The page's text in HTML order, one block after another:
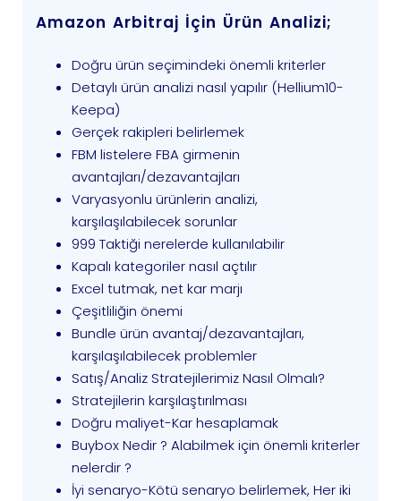
Amazon Arbitraj İçin Ürün Analizi;
Doğru ürün seçimindeki önemli kriterler
Detaylı ürün analizi nasıl yapılır (Hellium10-
Keepa)
Gerçek rakipleri belirlemek
FBM listelere FBA girmenin
avantajları/dezavantajları
Varyasyonlu ürünlerin analizi,
karşılaşılabilecek sorunlar
999 Taktiği nerelerde kullanılabilir
Kapalı kategoriler nasıl açtılır
Excel tutmak, net kar marjı
Çeşitliliğin önemi
Bundle ürün avantaj/dezavantajları,
karşılaşılabilecek problemler
Satış/Analiz Stratejilerimiz Nasıl Olmalı?
Stratejilerin karşılaştırılması
Doğru maliyet-Kar hesaplamak
Buybox Nedir ? Alabilmek için önemli kriterler
nelerdir ?
İyi senaryo-Kötü senaryo belirlemek, Her iki